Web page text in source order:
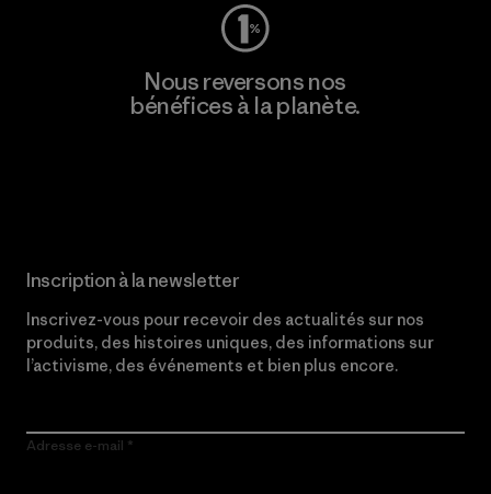
Nous reversons nos
bénéfices à la planète.
Inscription à la newsletter
Inscrivez-vous pour recevoir des actualités sur nos
produits, des histoires uniques, des informations sur
l’activisme, des événements et bien plus encore.
Adresse e-mail